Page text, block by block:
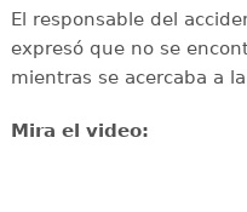
El responsable del
expresó que no se
mientras se acercaba a
Mira el video: